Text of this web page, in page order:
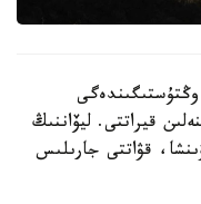
قيراتتى. ليۆاننىڭ
قۋاتتى جارىلىس